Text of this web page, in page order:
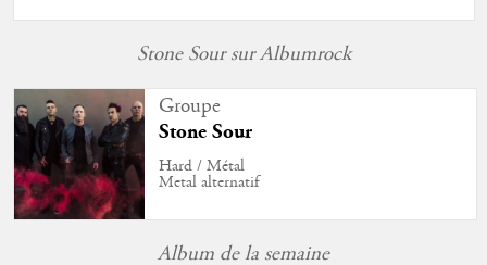
Stone Sour sur Albumrock
Groupe
Stone Sour
Hard / Métal
Metal alternatif
Album de la semaine